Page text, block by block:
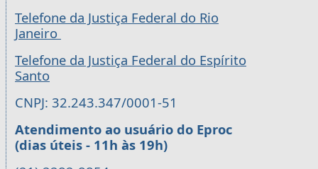
Telefone da Justiça Federal do Rio
Janeiro
Telefone da Justiça Federal do Espírito
Santo
CNPJ: 32.243.347/0001-51
Atendimento ao usuário do Eproc
(dias úteis - 11h às 19h)